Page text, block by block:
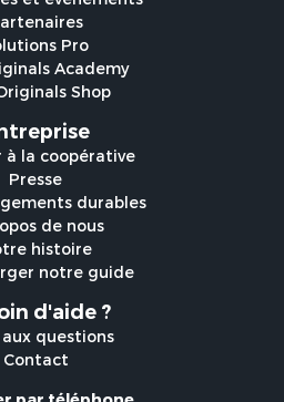
Pro
Academy
Shop
à la coopérative
Presse
durables
de nous
histoire
notre guide
d'aide ?
aux questions
Contact